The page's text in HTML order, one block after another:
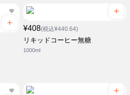
¥408(税込¥440.64)
リキッドコーヒー無糖
1000ml